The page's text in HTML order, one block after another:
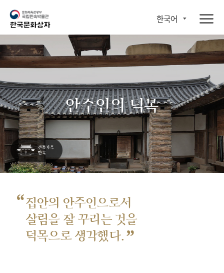
한국어
안주인의 덕목
“집안의 안주인으로서
살림을 잘 꾸리는 것을
덕목으로 생각했다. ”